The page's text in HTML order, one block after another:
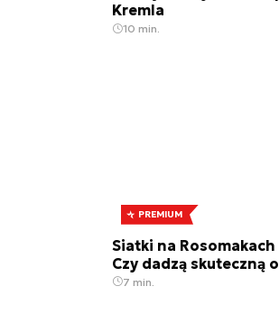
Kremla
10 min.
PREMIUM
Siatki na
Czy dadzą skuteczną
7 min.